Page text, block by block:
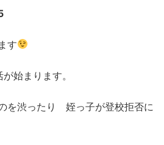
す
始まります。
を渋ったり 姪っ子が登校拒否に